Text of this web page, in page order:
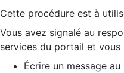
Cette procédure est à
Vous avez signalé au
services du portail et vous
Écrire un message